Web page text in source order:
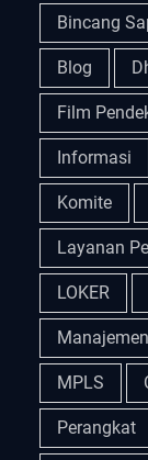
Bincang
Blog
Film
Informasi
Komite
Layanan
LOKER
MPLS
Perangkat